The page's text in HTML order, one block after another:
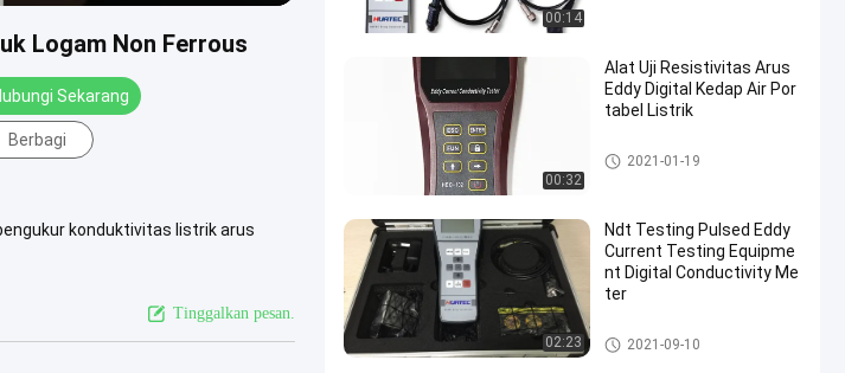
Logam Non Ferrous
Sekarang
Berbagi
konduktivitas listrik arus
Tinggalkan pesan.
00:14
00:32
Alat Uji Resistivitas Arus
Eddy Digital Kedap Air Por
tabel Listrik
Peralatan Pengujian Arus Edd
y
2021-01-19
02:23
Ndt Testing Pulsed Eddy
Current Testing Equipme
nt Digital Conductivity Me
ter
Peralatan Pengujian Arus Edd
y
2021-09-10